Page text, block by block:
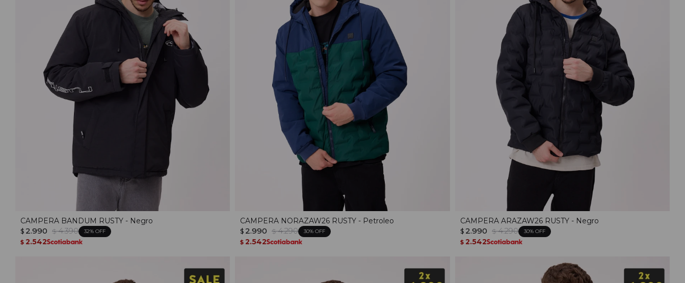
CAMPERA BANDUM RUSTY - Negro
$ 2.990 $ 4.390 32
$ 2.542
CAMPERA NORAZAW26 RUSTY - Petroleo
$ 2.990 $ 4.290 30
$ 2.542
CAMPERA ARAZAW26 RUSTY - Negro
$ 2.990 $ 4.290 30
$ 2.542